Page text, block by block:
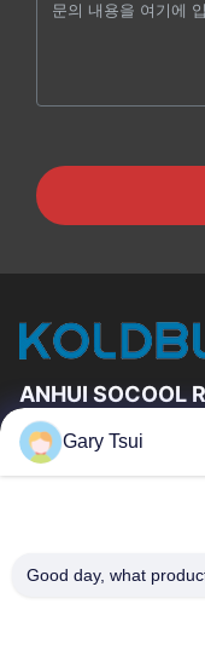
ANHUI SOCOOL
빠른 링크
공장 여행
Gary Tsui
Good day, what